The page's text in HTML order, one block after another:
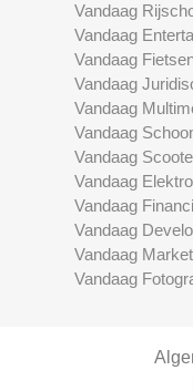
Vandaag
Vandaag
Vandaag
Vandaag
Vandaag
Vandaag
Vandaag
Vandaag
Vandaag
Vandaag
Vandaag
Vandaag